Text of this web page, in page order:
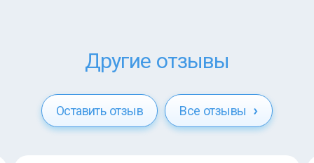
Другие отзывы
Оставить отзыв Все отзывы